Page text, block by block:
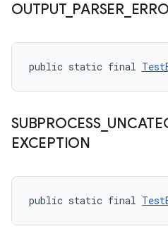
OUTPUT_ PARSER_
public static final
SUBPROCESS_
EXCEPTION
public static final